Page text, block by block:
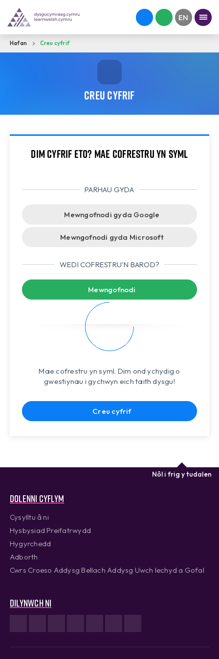
Hafan Creu cyfrif
Creu cyfrif
Dim cyfrif eto? Mae cofrestru yn syml
PARHAU GYDA
Mewngofnodi gyda Google
Mewngofnodi gyda Microsoft
WEDI COFRESTRU'N BAROD?
Mewngofnodi
Mae cofrestru yn syml. Dim ond ychydig o
gwestiynau i gychwyn eich taith dysgu!
Creu cyfrif
Dolenni cyflym
Cysylltu â ni
Hysbysiad Preifatrwydd
Hygyrchedd
Adborth
Cwrs Croeso Addysg Bellach Addysg Uwch Iechyd a Gofal
Dilynwch ni
Nôl i frig y tudalen